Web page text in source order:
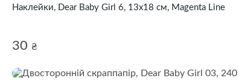
Наклейки, Dear Baby Girl 6, 13х18 см, Magenta Line
30 ₴